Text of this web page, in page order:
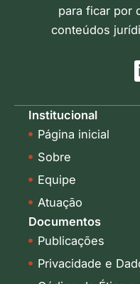
para ficar por
conteúdos
Institucional
Página inicial
Sobre
Equipe
Atuação
Documentos
Publicações
Privacidade e